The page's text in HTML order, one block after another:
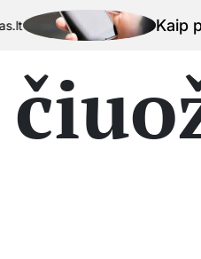
Kaip patikrinti telefoną